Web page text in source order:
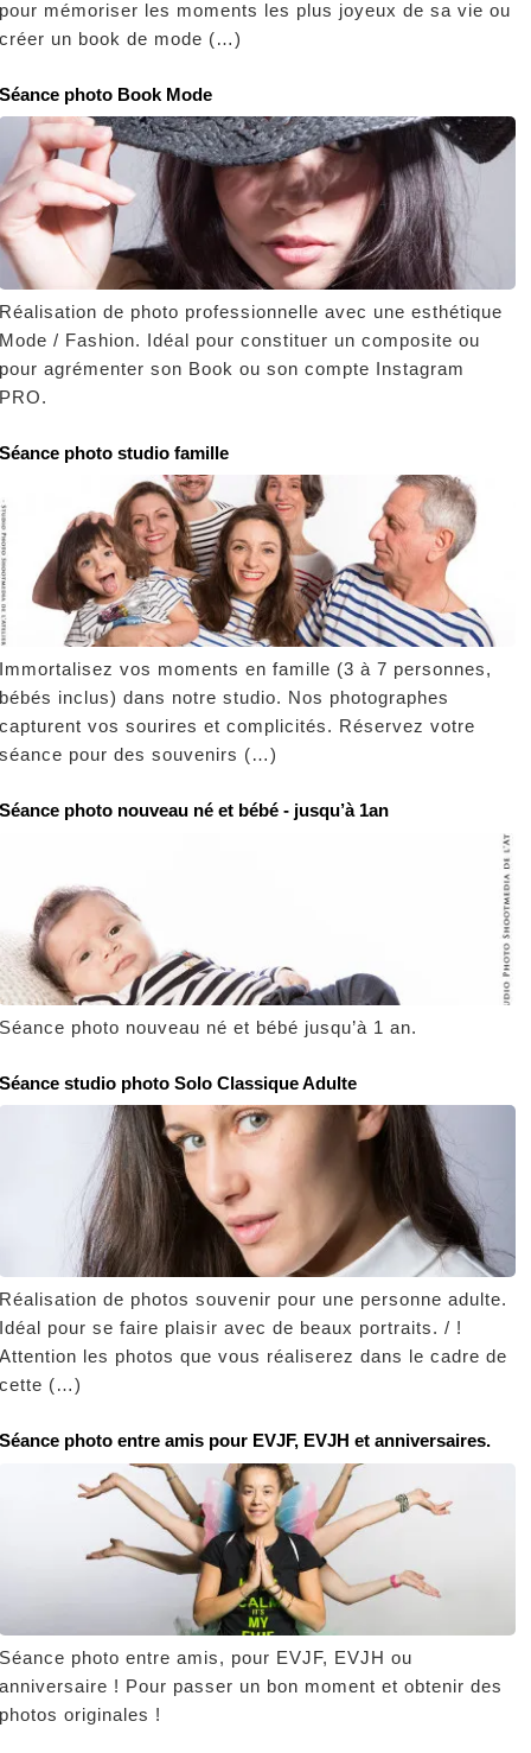
mémoriser les moments les plus joyeux de sa vie ou
un book de mode (…)
photo Book Mode
de photo professionnelle avec une esthétique
/ Fashion. Idéal pour constituer un composite ou
agrémenter son Book ou son compte Instagram
photo studio famille
vos moments en famille (3 à 7 personnes,
inclus) dans notre studio. Nos photographes
vos sourires et complicités. Réservez votre
pour des souvenirs (…)
photo nouveau né et bébé - jusqu’à 1an
photo nouveau né et bébé jusqu’à 1 an.
studio photo Solo Classique Adulte
de photos souvenir pour une personne adulte.
pour se faire plaisir avec de beaux portraits. / !
les photos que vous réaliserez dans le cadre de
(…)
photo entre amis pour EVJF, EVJH et anniversaires.
photo entre amis, pour EVJF, EVJH ou
! Pour passer un bon moment et obtenir des
originales !